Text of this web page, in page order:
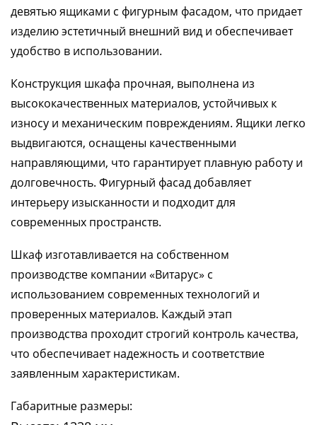
девятью ящиками с фигурным фасадом, что придает
изделию эстетичный внешний вид и обеспечивает
удобство в использовании.
Конструкция шкафа прочная, выполнена из
высококачественных материалов, устойчивых к
износу и механическим повреждениям. Ящики легко
выдвигаются, оснащены качественными
направляющими, что гарантирует плавную работу и
долговечность. Фигурный фасад добавляет
интерьеру изысканности и подходит для
современных пространств.
Шкаф изготавливается на собственном
производстве компании «Витарус» с
использованием современных технологий и
проверенных материалов. Каждый этап
производства проходит строгий контроль качества,
что обеспечивает надежность и соответствие
заявленным характеристикам.
Габаритные размеры: